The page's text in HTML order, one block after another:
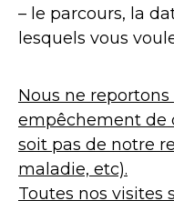
– le parcours, la
lesquels vous
Nous ne
empêchement de
soit pas de notre
maladie, etc).
Toutes nos visites